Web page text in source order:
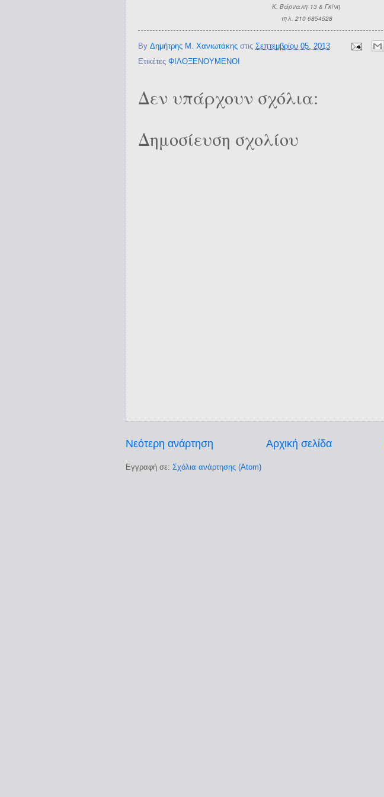
Κ. Βάρναλη 13 & Γκίνη
τηλ. 210 6854528
By Δημήτρης Μ. Χανιωτάκης στις Σεπτεμβρίου 05, 2013
Ετικέτες ΦΙΛΟΞΕΝΟΥΜΕΝΟΙ
Δεν υπάρχουν σχόλια:
Δημοσίευση σχολίου
Νεότερη ανάρτηση Αρχική σελίδα
Εγγραφή σε: Σχόλια ανάρτησης (Atom)